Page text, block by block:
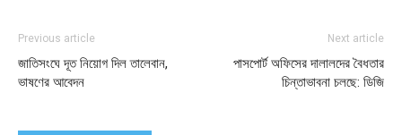
Previous article
জাতিসংঘে দূত নিয়োগ দিল তালেবান,
ভাষণের আবেদন
Next article
পাসপোর্ট অফিসের দালালদের বৈধতার
চিন্তাভাবনা চলছে: ডিজি